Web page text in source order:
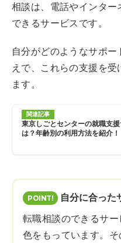
相談は、電話やインタ
できるサービスです。
自分がどのようなサポー
えで、これらの支援を受
ます。
関連記事
東京しごとセンターの就職支援
は？年齢別の利用方法を紹介！
自分に合った
転職相談のできるサ
色をもっています。